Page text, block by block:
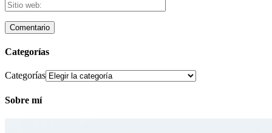
Categorías
Categorías
Sobre mí